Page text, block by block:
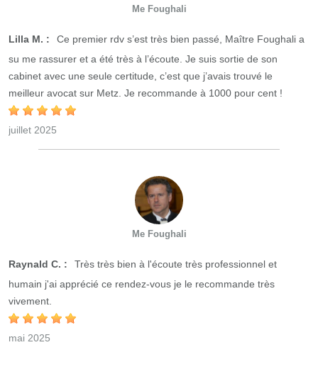
Me Foughali
Lilla M. :
Ce premier rdv s’est très bien passé, Maître Foughali a
su me rassurer et a été très à l’écoute. Je suis sortie de son
cabinet avec une seule certitude, c’est que j’avais trouvé le
meilleur avocat sur Metz. Je recommande à 1000 pour cent !
juillet 2025
Me Foughali
Raynald C. :
Très très bien à l'écoute très professionnel et
humain j'ai apprécié ce rendez-vous je le recommande très
vivement.
mai 2025